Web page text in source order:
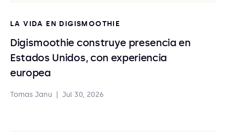
LA VIDA EN DIGISMOOTHIE
Digismoothie construye presencia en
Estados Unidos, con experiencia
europea
Tomas Janu Jul 30, 2026